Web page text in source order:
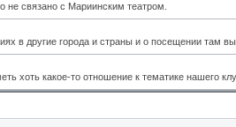
не связано с Мариинским театром.
в другие города и страны и о посещении там
хоть какое-то отношение к тематике нашего